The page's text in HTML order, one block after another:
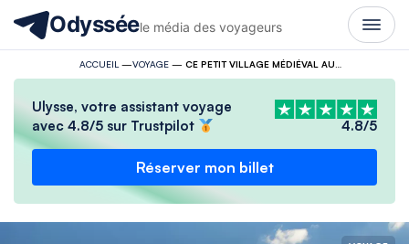
Odysséele média des voyageurs
ACCUEIL —VOYAGE—
Ulysse, votre assistant voyage
avec 4.8/5 sur Trustpilot
4.8/5
Réserver mon billet